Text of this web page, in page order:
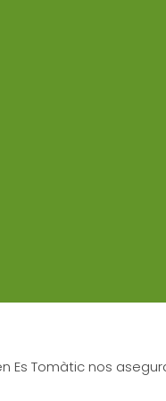
Es Tomàtic nos